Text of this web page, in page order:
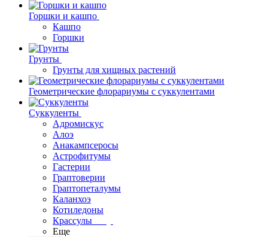
Горшки и кашпо
Кашпо
Горшки
Грунты
Грунты для хищных растений
Геометрические флорариумы с суккулентами
Суккуленты
Адромискус
Алоэ
Анакампсеросы
Астрофитумы
Гастерии
Граптоверии
Граптопеталумы
Каланхоэ
Котиледоны
Крассулы
Еще